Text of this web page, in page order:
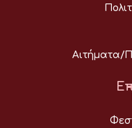
Αιτήματα/